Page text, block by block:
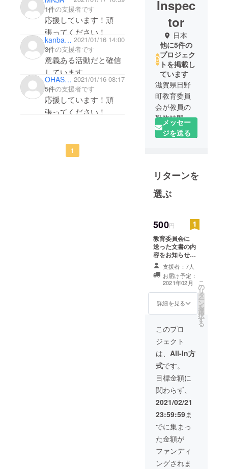
1件の支援者です
応援しています！頑
張ってください！
kanbarakaede 2021/01/16 14:00
3件の支援者です
意義ある活動だと確信
しています。
教師が人間らしい働き
方ができるようになる
ため、そして子どもた
いきますようお祈りし
ています。
OHASHI Motohiro 2021/01/16 08:17
5件の支援者です
応援しています！頑
張ってください！
1
Inspec
tor
日本
他に5件の
プロジェク
トを掲載し
ています
滋賀県日野
町教育委員
会が教員の
勤務時間を
改ざんする
よう指示し
名を行い、
分を行わせ
た、処分の
結果を全国
全ての都道
府県・市区
町村教育委
員会に郵
便・FAXで知
（FAX一部未
く）。この
度新たに、
文部科学省
の #教師のバ
トン プロ
ジェクトに
対抗して #教
トン プロ
ジェクトを
始めまし
た。全国の
先生方の
メッセー
ジを送る
リターンを
選ぶ
500円
教育委員会に
送った文書の内
容をお知らせし
ます。また、マ
スコミにも知ら
せようと思いま
すので、そうし
た反応などがも
しあればお伝え
支援者：7人
お届け予定：
2021年02月
詳細を見る
こ
の
リ
タ
ー
ン
を
選
択
す
る
このプロ
ジェクト
は、 All-In方
式です。
目標金額に
関わらず、
2021/02/21
23:59:59ま
でに集まっ
た金額が
ファンディ
ングされま